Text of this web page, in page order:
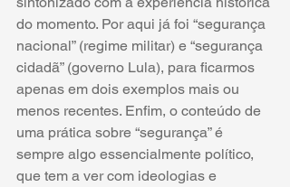
do momento. Por aqui já foi “segurança
nacional” (regime militar) e “segurança
cidadã” (governo Lula), para ficarmos
apenas em dois exemplos mais ou
menos recentes. Enfim, o conteúdo de
uma prática sobre “segurança” é
sempre algo essencialmente político,
que tem a ver com ideologias e